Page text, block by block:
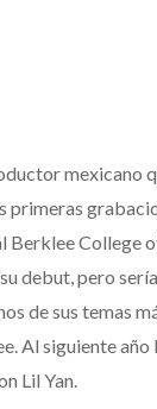
mexicano
primeras
College
debut, pero
de sus temas
Al siguiente año
Lil Yan.